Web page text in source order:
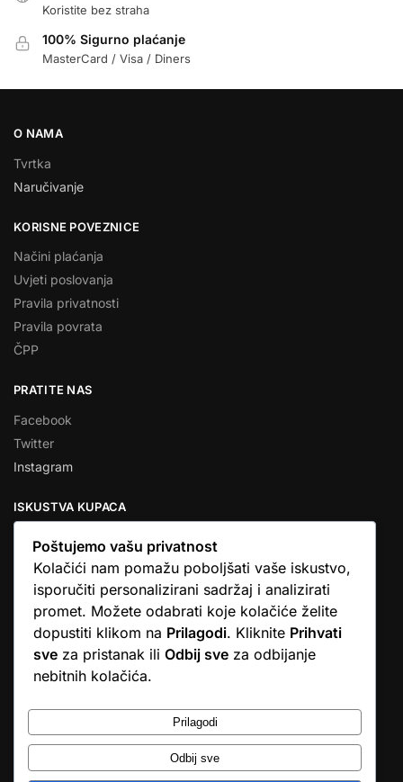
Koristite bez straha
100% Sigurno plaćanje
MasterCard / Visa / Diners
O NAMA
Tvrtka
Naručivanje
KORISNE POVEZNICE
Načini plaćanja
Uvjeti poslovanja
Pravila privatnosti
Pravila povrata
ČPP
PRATITE NAS
Facebook
Twitter
Instagram
ISKUSTVA KUPACA
★★★★★
… Ono što me se dojmilo je ljudski pristup i njihova briga da
dobijem što sam naručio. U većini web shopova nitko vas ne
zove, samo otkažu narudžbu. …
Stjepan D.M.
© Argus elektronika d.o.o.
Poštujemo vašu privatnost
Kolačići nam pomažu poboljšati vaše iskustvo,
isporučiti personalizirani sadržaj i analizirati
promet. Možete odabrati koje kolačiće želite
dopustiti klikom na Prilagodi. Kliknite Prihvati
sve za pristanak ili Odbij sve za odbijanje
nebitnih kolačića.
Prilagodi
Odbij sve